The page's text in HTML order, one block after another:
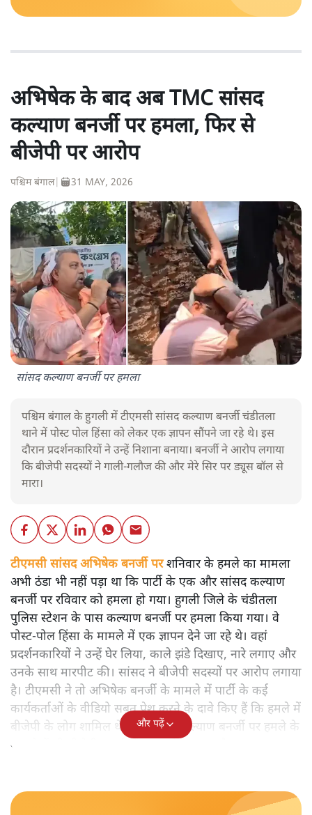
अभिषेक के बाद अब TMC सांसद
कल्याण बनर्जी पर हमला, फिर से
बीजेपी पर आरोप
पश्चिम बंगाल| 31 MAY, 2026
सांसद कल्याण बनर्जी पर हमला
पश्चिम बंगाल के हुगली में टीएमसी सांसद कल्याण बनर्जी चंडीतला
थाने में पोस्ट पोल हिंसा को लेकर एक ज्ञापन सौंपने जा रहे थे। इस
दौरान प्रदर्शनकारियों ने उन्हें निशाना बनाया। बनर्जी ने आरोप लगाया
कि बीजेपी सदस्यों ने गाली-गलौज की और मेरे सिर पर ड्यूस बॉल से
मारा।
टीएमसी सांसद अभिषेक बनर्जी परशनिवार के हमले का मामला
अभी ठंडा भी नहीं पड़ा था कि पार्टी के एक और सांसद कल्याण
बनर्जी पर रविवार को हमला हो गया। हुगली जिले के चंडीतला
पुलिस स्टेशन के पास कल्याण बनर्जी पर हमला किया गया। वे
पोस्ट-पोल हिंसा के मामले में एक ज्ञापन देने जा रहे थे। वहां
प्रदर्शनकारियों ने उन्हें घेर लिया, काले झंडे दिखाए, नारे लगाए और
उनके साथ मारपीट की। सांसद ने बीजेपी सदस्यों पर आरोप लगाया
है। टीएमसी ने तो अभिषेक बनर्जी के मामले में पार्टी के कई
कार्यकर्ताओं के वीडियो सबूत पेश करने के दावे किए हैं कि हमले में
बीजेपी के लोग शामिल थे। टीएमसी ने कल्याण बनर्जी पर हमले के
मामले में भी बीजेपी समर्थकों पर आरोप लगाया है।
और पढ़ें